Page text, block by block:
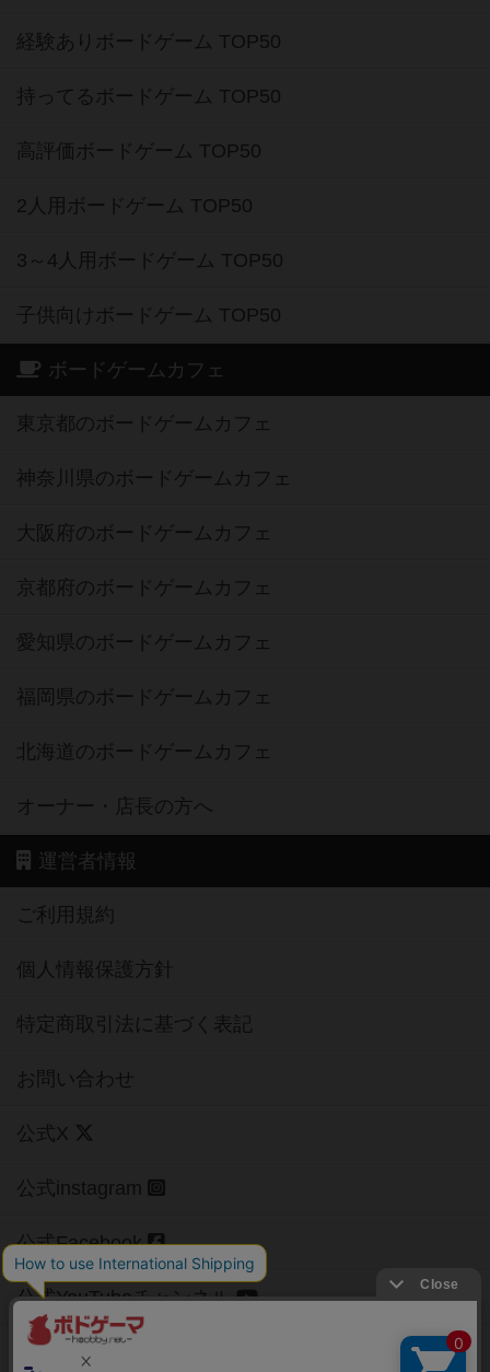
経験ありボードゲーム TOP50
持ってるボードゲーム TOP50
高評価ボードゲーム TOP50
2人用ボードゲーム TOP50
3～4人用ボードゲーム TOP50
子供向けボードゲーム TOP50
ボードゲームカフェ
東京都のボードゲームカフェ
神奈川県のボードゲームカフェ
大阪府のボードゲームカフェ
京都府のボードゲームカフェ
愛知県のボードゲームカフェ
福岡県のボードゲームカフェ
北海道のボードゲームカフェ
オーナー・店長の方へ
運営者情報
ご利用規約
個人情報保護方針
特定商取引法に基づく表記
お問い合わせ
公式X
公式instagram
公式Facebook
公式YouTubeチャンネル